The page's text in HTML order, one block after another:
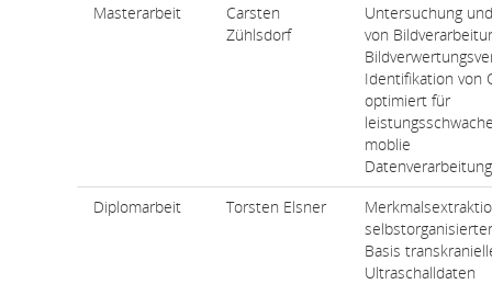
Masterarbeit
Carsten
Zühlsdorf
Untersuchung
von
Identifikation von
optimiert für
moblie
Diplomarbeit
Torsten Elsner
Basis
Ultraschalldaten